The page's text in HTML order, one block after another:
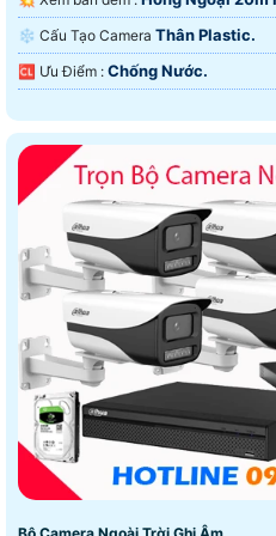
❄ Cấu Tạo Camera Thân Plastic.
️🆑 Ưu Điểm : Chống Nước.